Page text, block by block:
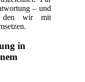
– und
den wir mit
in